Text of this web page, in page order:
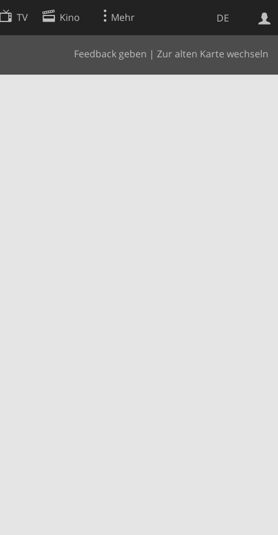
DE
TV Kino Mehr
Feedback geben | Zur alten Karte wechseln
Websuche